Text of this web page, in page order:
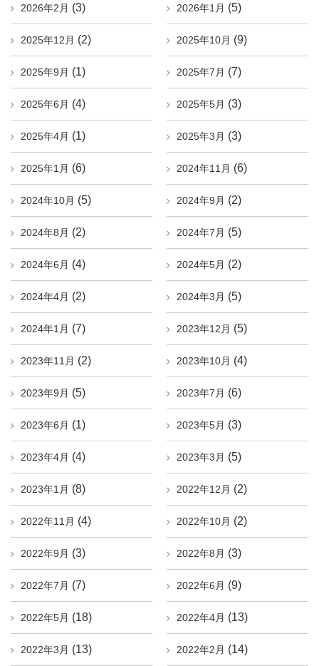
2026年2月 (3) 2026年1月 (5)
2025年12月 (2) 2025年10月 (9)
2025年9月 (1) 2025年7月 (7)
2025年6月 (4) 2025年5月 (3)
2025年4月 (1) 2025年3月 (3)
2025年1月 (6) 2024年11月 (6)
2024年10月 (5) 2024年9月 (2)
2024年8月 (2) 2024年7月 (5)
2024年6月 (4) 2024年5月 (2)
2024年4月 (2) 2024年3月 (5)
2024年1月 (7) 2023年12月 (5)
2023年11月 (2) 2023年10月 (4)
2023年9月 (5) 2023年7月 (6)
2023年6月 (1) 2023年5月 (3)
2023年4月 (4) 2023年3月 (5)
2023年1月 (8) 2022年12月 (2)
2022年11月 (4) 2022年10月 (2)
2022年9月 (3) 2022年8月 (3)
2022年7月 (7) 2022年6月 (9)
2022年5月 (18) 2022年4月 (13)
2022年3月 (13) 2022年2月 (14)